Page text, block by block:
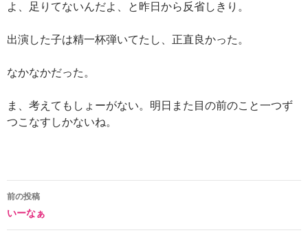
よ、足りてないんだよ、と昨日から反省しきり。
出演した子は精一杯弾いてたし、正直良かった。
なかなかだった。
ま、考えてもしょーがない。明日また目の前のこと一つず
つこなすしかないね。
投
稿
前の投稿
いーなぁ